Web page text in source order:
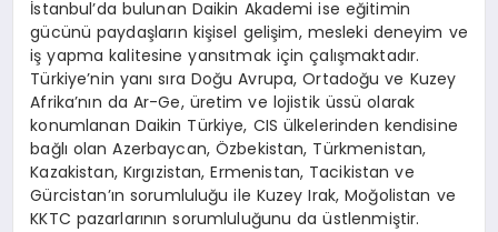
İstanbul’da bulunan Daikin Akademi ise eğitimin
gücünü paydaşların kişisel gelişim, mesleki deneyim ve
iş yapma kalitesine yansıtmak için çalışmaktadır.
Türkiye’nin yanı sıra Doğu Avrupa, Ortadoğu ve Kuzey
Afrika’nın da Ar-Ge, üretim ve lojistik üssü olarak
konumlanan Daikin Türkiye, CIS ülkelerinden kendisine
bağlı olan Azerbaycan, Özbekistan, Türkmenistan,
Kazakistan, Kırgızistan, Ermenistan, Tacikistan ve
Gürcistan’ın sorumluluğu ile Kuzey Irak, Moğolistan ve
KKTC pazarlarının sorumluluğunu da üstlenmiştir.